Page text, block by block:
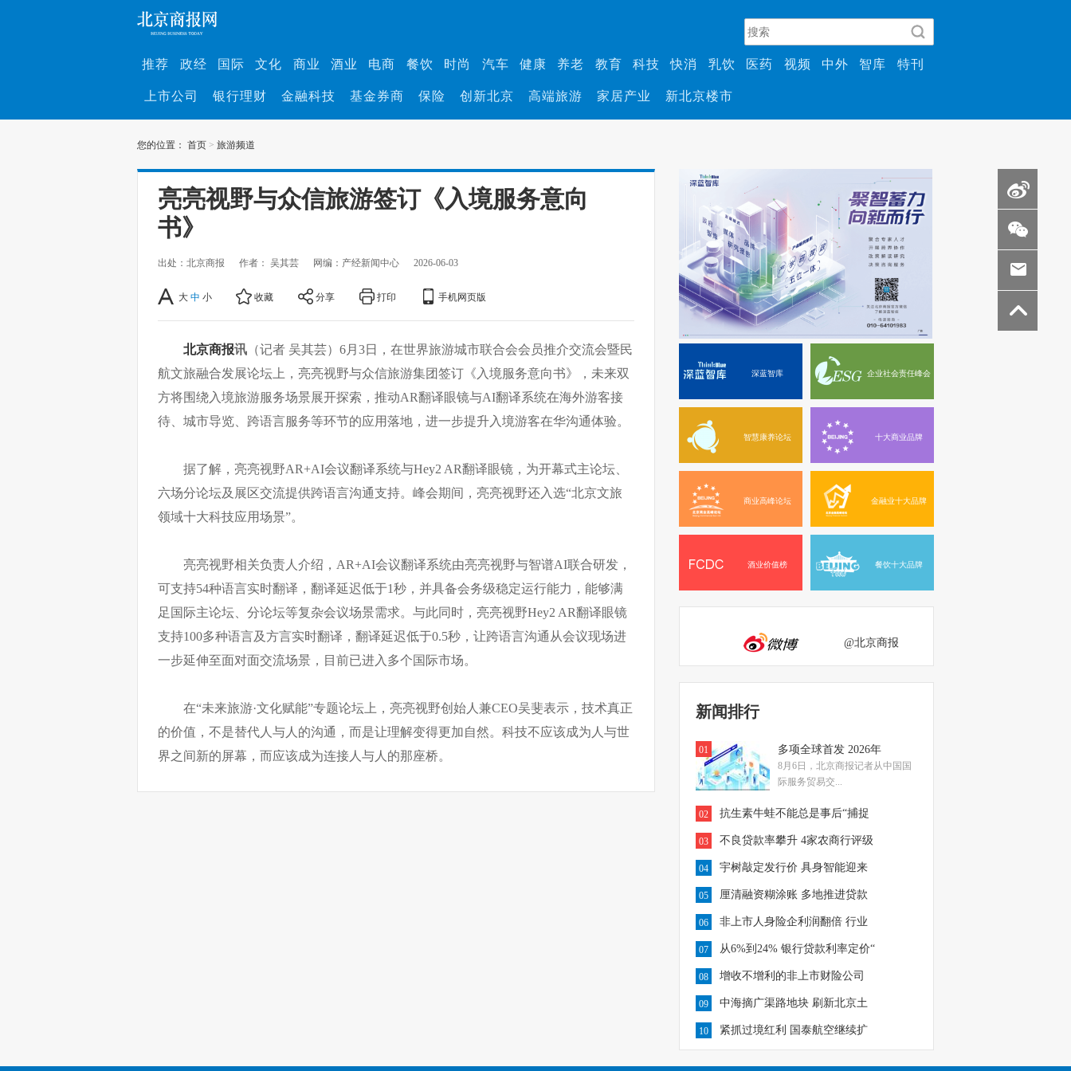
推荐 政经 国际 文化 商业 酒业 电商 餐饮 时尚 汽车 健康 养老 教育 科技 快消 乳饮 医药 视频 中外 智库 特刊
上市公司 银行理财 金融科技 基金券商 保险 创新北京 高端旅游 家居产业 新北京楼市
您的位置： 首页 > 旅游频道
亮亮视野与众信旅游签订《入境服务意向
书》
出处：北京商报 作者： 吴其芸 网编：产经新闻中心 2026-06-03
大 中 小 收藏 分享 打印 手机网页版
北京商报讯 （记者 吴其芸）6月3日，在世界旅游城市联合会会员推介交流会暨民
航文旅融合发展论坛上，亮亮视野与众信旅游集团签订《入境服务意向书》，未来双
方将围绕入境旅游服务场景展开探索，推动AR翻译眼镜与AI翻译系统在海外游客接
待、城市导览、跨语言服务等环节的应用落地，进一步提升入境游客在华沟通体验。
据了解，亮亮视野AR+AI会议翻译系统与Hey2 AR翻译眼镜，为开幕式主论坛、
六场分论坛及展区交流提供跨语言沟通支持。峰会期间，亮亮视野还入选“北京文旅
领域十大科技应用场景”。
亮亮视野相关负责人介绍，AR+AI会议翻译系统由亮亮视野与智谱AI联合研发，
可支持54种语言实时翻译，翻译延迟低于1秒，并具备会务级稳定运行能力，能够满
足国际主论坛、分论坛等复杂会议场景需求。与此同时，亮亮视野Hey2 AR翻译眼镜
支持100多种语言及方言实时翻译，翻译延迟低于0.5秒，让跨语言沟通从会议现场进
一步延伸至面对面交流场景，目前已进入多个国际市场。
在“未来旅游·文化赋能”专题论坛上，亮亮视野创始人兼CEO吴斐表示，技术真正
的价值，不是替代人与人的沟通，而是让理解变得更加自然。科技不应该成为人与世
界之间新的屏幕，而应该成为连接人与人的那座桥。
深蓝智库 企业社会责任峰会
智慧康养论坛 十大商业品牌
商业高峰论坛 金融业十大品牌
酒业价值榜 餐饮十大品牌
@北京商报
新闻排行
01 多项全球首发 2026年
8月6日，北京商报记者从中国国
际服务贸易交...
02 抗生素牛蛙不能总是事后“捕捉
03 不良贷款率攀升 4家农商行评级
04 宇树敲定发行价 具身智能迎来
05 厘清融资糊涂账 多地推进贷款
06 非上市人身险企利润翻倍 行业
07 从6%到24% 银行贷款利率定价“
08 增收不增利的非上市财险公司
09 中海摘广渠路地块 刷新北京土
10 紧抓过境红利 国泰航空继续扩